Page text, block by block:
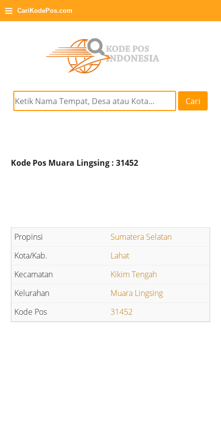
≡ CariKodePos.com
Cari
Kode Pos Muara Lingsing : 31452
Sumatera Selatan
Lahat
Kikim Tengah
Muara Lingsing
31452